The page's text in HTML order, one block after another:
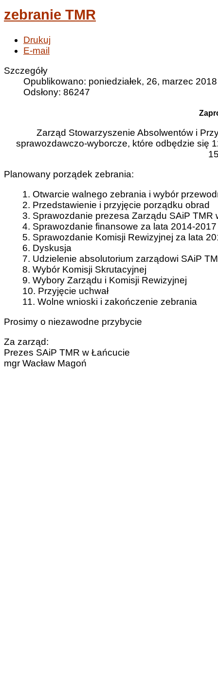
zebranie TMR
Drukuj
E-mail
Szczegóły
Opublikowano: poniedziałek, 26, marzec
Odsłony: 86247
Zarząd Stowarzyszenie Absolwentów i
sprawozdawczo-wyborcze, które odbędzie się
Planowany porządek zebrania:
1. Otwarcie walnego zebrania i wybór
2. Przedstawienie i przyjęcie porządku obrad
3. Sprawozdanie prezesa Zarządu SAiP
4. Sprawozdanie finansowe za lata 2014-2017
5. Sprawozdanie Komisji Rewizyjnej za lata
6. Dyskusja
7. Udzielenie absolutorium zarządowi SAiP
8. Wybór Komisji Skrutacyjnej
9. Wybory Zarządu i Komisji Rewizyjnej
10. Przyjęcie uchwał
11. Wolne wnioski i zakończenie zebrania
Prosimy o niezawodne przybycie
Za zarząd:
Prezes SAiP TMR w Łańcucie
mgr Wacław Magoń